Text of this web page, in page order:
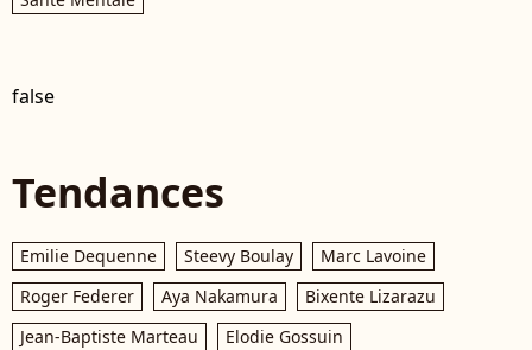
false
Tendances
Emilie Dequenne Steevy Boulay
Marc Lavoine
Roger Federer
Aya Nakamura
Bixente Lizarazu
Jean-Baptiste Marteau
Elodie Gossuin